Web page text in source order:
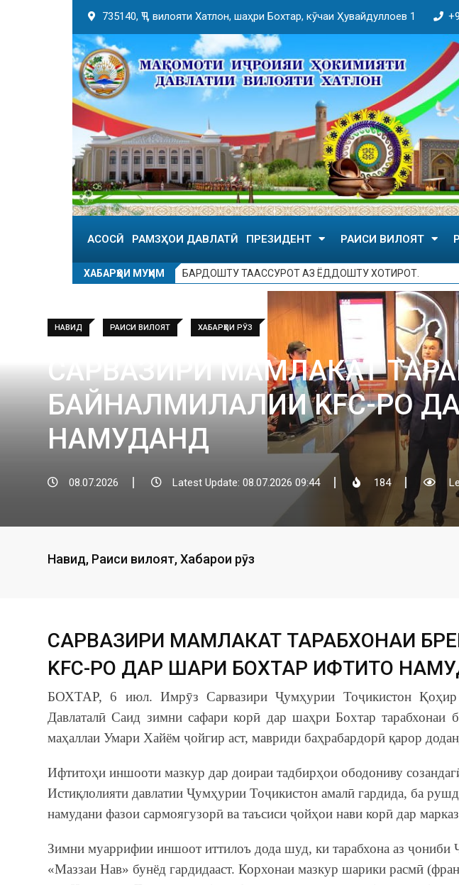
735140, ҶТ, вилояти Хатлон, шаҳри Бохтар, кӯчаи Ҳувайдуллоев 1
АСОСӢ РАМЗҲОИ ДАВЛАТӢ ПРЕЗИДЕНТ РАИСИ ВИЛОЯТ
ХАБАРҲОИ МУҲИМ БАРДОШТУ ТААССУРОТ АЗ ЁДДОШТУ ХОТИРОТ.
НАВИД РАИСИ ВИЛОЯТ ХАБАРҲОИ РӮЗ
САРВАЗИРИ МАМЛАКАТ
БАЙНАЛМИЛАЛИИ KFC-РО
НАМУДАНД
08.07.2026 Latest Update: 08.07.2026 09:44 184
Навид, Раиси вилоят,Хабарҳои рӯз
САРВАЗИРИ МАМЛАКАТ ТАРАБХОНАИ
KFC-РО ДАР ШАҲРИ БОХТАР ИФТИТОҲ
БОХТАР, 6 июл. Имрӯз Сарвазири Ҷумҳурии Тоҷикистон Қоҳир
Давлаталӣ Саид зимни сафари корӣ дар шаҳри Бохтар тарабхонаи
маҳаллаи Умари Хайём ҷойгир аст, мавриди баҳрабардорӣ қарор
Ифтитоҳи иншооти мазкур дар доираи тадбирҳои ободониву
Истиқлолияти давлатии Ҷумҳурии Тоҷикистон амалӣ гардида, ба
намудани фазои сармоягузорӣ ва таъсиси ҷойҳои нави корӣ дар
Зимни муаррифии иншоот иттилоъ дода шуд, ки тарабхона аз ҷониби
«Маззаи Нав» бунёд гардидааст. Корхонаи мазкур шарики расмӣ